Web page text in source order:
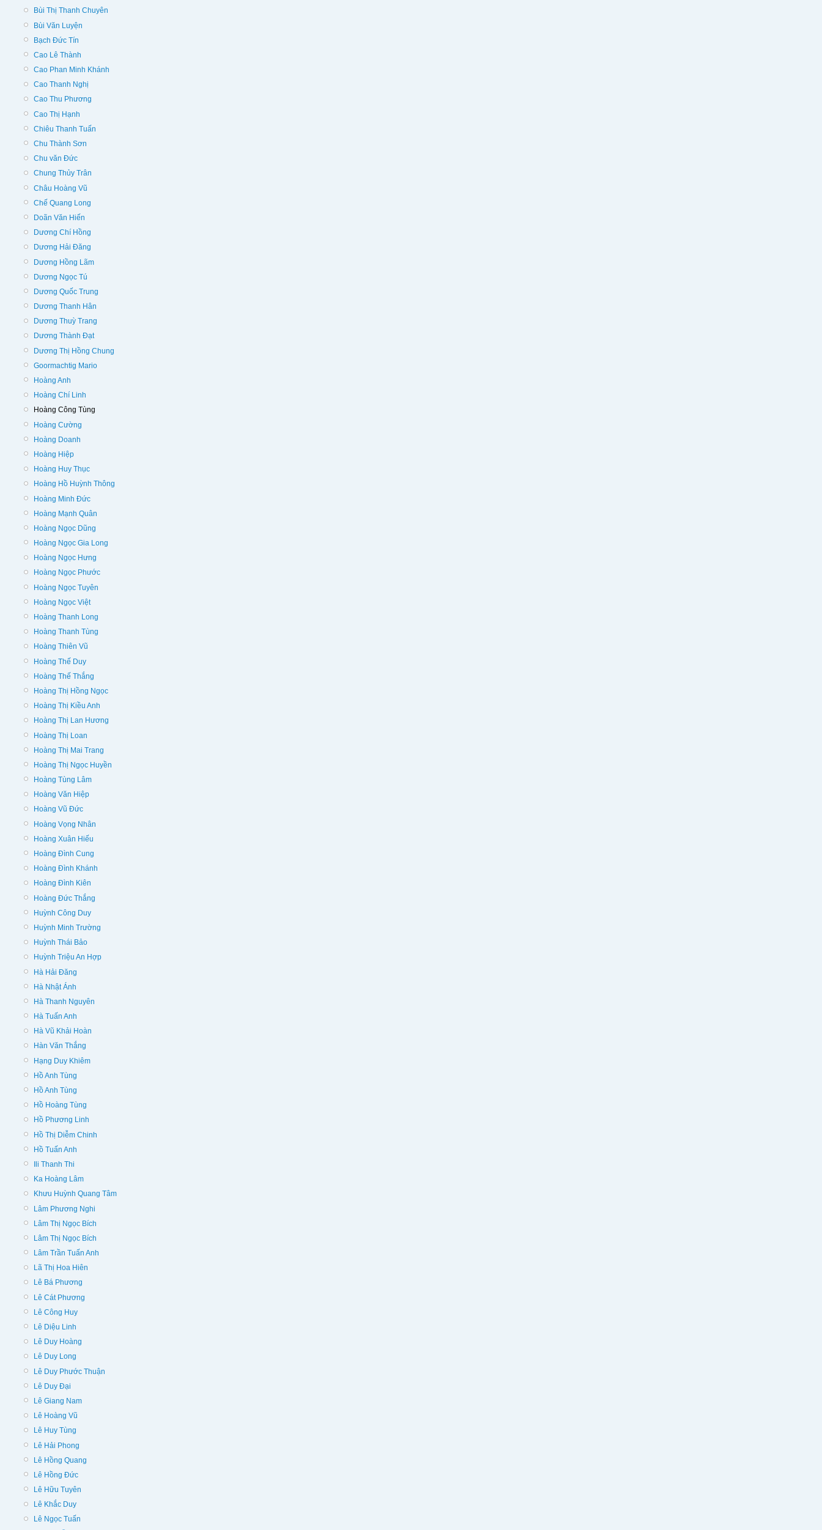
Bùi Thị Thanh Chuyên
Bùi Văn Luyện
Bạch Đức Tín
Cao Lê Thành
Cao Phan Minh Khánh
Cao Thanh Nghị
Cao Thu Phương
Cao Thị Hạnh
Chiêu Thanh Tuấn
Chu Thành Sơn
Chu văn Đức
Chung Thủy Trân
Châu Hoàng Vũ
Chế Quang Long
Doãn Văn Hiến
Dương Chí Hồng
Dương Hải Đăng
Dương Hồng Lãm
Dương Ngọc Tú
Dương Quốc Trung
Dương Thanh Hân
Dương Thuỳ Trang
Dương Thành Đạt
Dương Thị Hồng Chung
Goormachtig Mario
Hoàng Anh
Hoàng Chí Linh
Hoàng Công Tùng
Hoàng Cường
Hoàng Doanh
Hoàng Hiệp
Hoàng Huy Thục
Hoàng Hồ Huỳnh Thông
Hoàng Minh Đức
Hoàng Mạnh Quân
Hoàng Ngọc Dũng
Hoàng Ngọc Gia Long
Hoàng Ngọc Hưng
Hoàng Ngọc Phước
Hoàng Ngọc Tuyên
Hoàng Ngọc Việt
Hoàng Thanh Long
Hoàng Thanh Tùng
Hoàng Thiên Vũ
Hoàng Thế Duy
Hoàng Thế Thắng
Hoàng Thị Hồng Ngọc
Hoàng Thị Kiều Anh
Hoàng Thị Lan Hương
Hoàng Thị Loan
Hoàng Thị Mai Trang
Hoàng Thị Ngọc Huyền
Hoàng Tùng Lâm
Hoàng Văn Hiệp
Hoàng Vũ Đức
Hoàng Vọng Nhân
Hoàng Xuân Hiếu
Hoàng Đình Cung
Hoàng Đình Khánh
Hoàng Đình Kiên
Hoàng Đức Thắng
Huỳnh Công Duy
Huỳnh Minh Trường
Huỳnh Thái Bảo
Huỳnh Triệu An Hợp
Hà Hải Đăng
Hà Nhật Ánh
Hà Thanh Nguyên
Hà Tuấn Anh
Hà Vũ Khải Hoàn
Hàn Văn Thắng
Hạng Duy Khiêm
Hồ Anh Tùng
Hồ Anh Tùng
Hồ Hoàng Tùng
Hồ Phương Linh
Hồ Thị Diễm Chinh
Hồ Tuấn Anh
Ili Thanh Thi
Ka Hoàng Lâm
Khưu Huỳnh Quang Tâm
Lâm Phương Nghi
Lâm Thị Ngọc Bích
Lâm Thị Ngọc Bích
Lâm Trần Tuấn Anh
Lã Thị Hoa Hiên
Lê Bá Phương
Lê Cát Phương
Lê Công Huy
Lê Diệu Linh
Lê Duy Hoàng
Lê Duy Long
Lê Duy Phước Thuận
Lê Duy Đại
Lê Giang Nam
Lê Hoàng Vũ
Lê Huy Tùng
Lê Hải Phong
Lê Hồng Quang
Lê Hồng Đức
Lê Hữu Tuyên
Lê Khắc Duy
Lê Ngọc Tuấn